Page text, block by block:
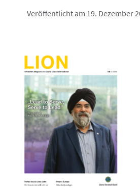
Veröffentlicht am 19. Dezember